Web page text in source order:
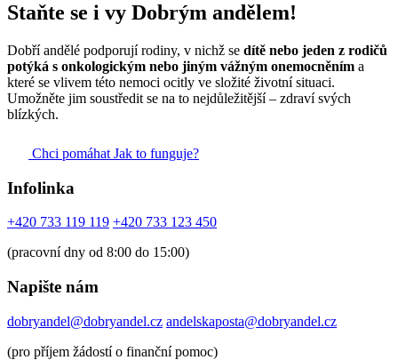
Staňte se i vy Dobrým andělem!
Dobří andělé podporují rodiny, v nichž se dítě nebo jeden z rodičů
potýká s onkologickým nebo jiným vážným onemocněním a
které se vlivem této nemoci ocitly ve složité životní situaci.
Umožněte jim soustředit se na to nejdůležitější – zdraví svých
blízkých.
Chci pomáhat Jak to funguje?
Infolinka
+420 733 119 119 +420 733 123 450
(pracovní dny od 8:00 do 15:00)
Napište nám
dobryandel@dobryandel.cz andelskaposta@dobryandel.cz
(pro příjem žádostí o finanční pomoc)